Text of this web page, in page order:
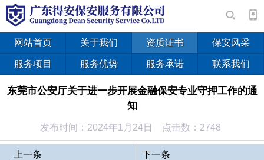
网站首页 关于我们 资质证书 保安风采
服务项目 服务优势 服务承诺 联系我们
东莞市公安厅关于进一步开展金融保安专业守押工作的通
知
发布时间：2024年1月24日 点击数：2748
上一条
下一条